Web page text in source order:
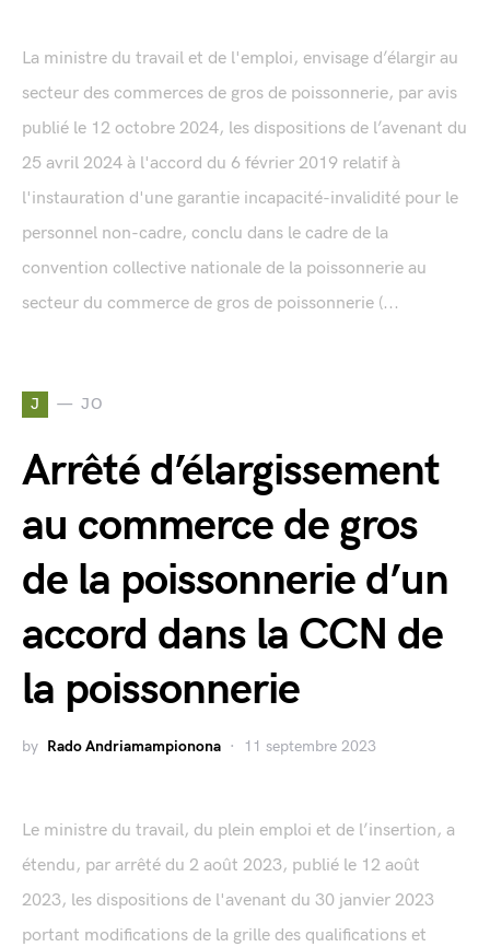
La ministre du travail et de l'emploi, envisage d’élargir au
secteur des commerces de gros de poissonnerie, par avis
publié le 12 octobre 2024, les dispositions de l’avenant du
25 avril 2024 à l'accord du 6 février 2019 relatif à
l'instauration d'une garantie incapacité-invalidité pour le
personnel non-cadre, conclu dans le cadre de la
convention collective nationale de la poissonnerie au
secteur du commerce de gros de poissonnerie (...
J JO
Arrêté d’élargissement
au commerce de gros
de la poissonnerie d’un
accord dans la CCN de
la poissonnerie
by Rado Andriamampionona 11 septembre 2023
Le ministre du travail, du plein emploi et de l’insertion, a
étendu, par arrêté du 2 août 2023, publié le 12 août
2023, les dispositions de l'avenant du 30 janvier 2023
portant modifications de la grille des qualifications et